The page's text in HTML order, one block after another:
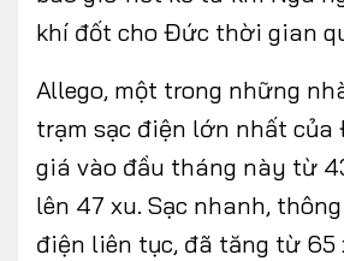
khí đốt cho Đức thời gian
Allego, một trong những
trạm sạc điện lớn nhất của
giá vào đầu tháng này từ
lên 47 xu. Sạc nhanh,
điện liên tục, đã tăng từ 65